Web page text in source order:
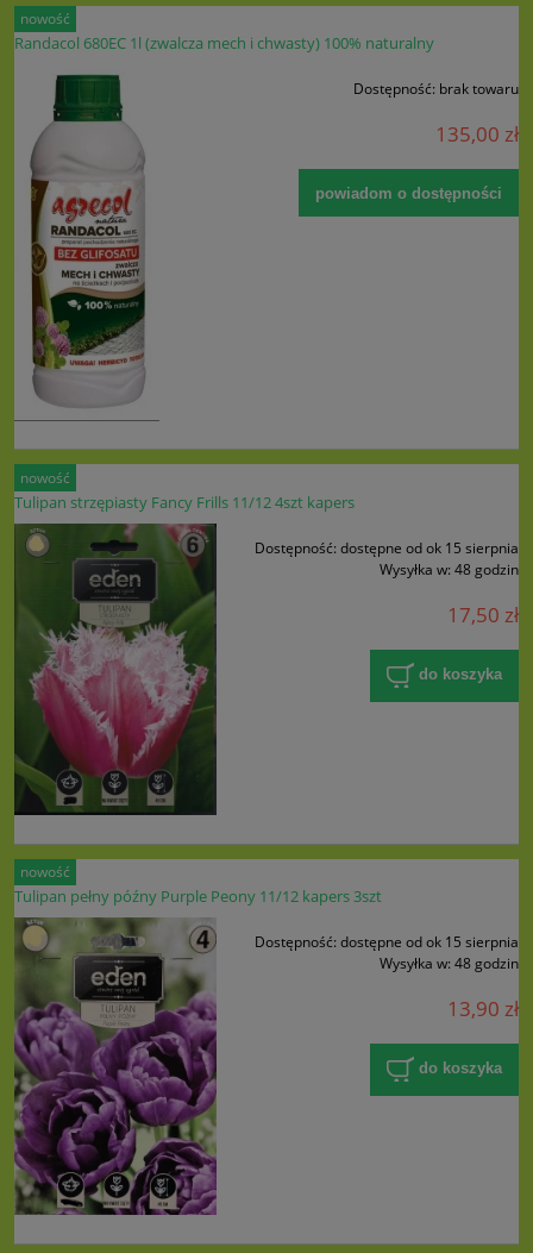
Randacol 680EC 1l (zwalcza mech i chwasty) 100% naturalny
Dostępność: brak towaru
135,00 zł
powiadom o dostępności
nowość
Tulipan strzępiasty Fancy Frills 11/12 4szt kapers
Dostępność: dostępne od ok 15 sierpnia
Wysyłka w: 48 godzin
17,50 zł
do koszyka
nowość
Tulipan pełny późny Purple Peony 11/12 kapers 3szt
Dostępność: dostępne od ok 15 sierpnia
Wysyłka w: 48 godzin
13,90 zł
do koszyka
nowość